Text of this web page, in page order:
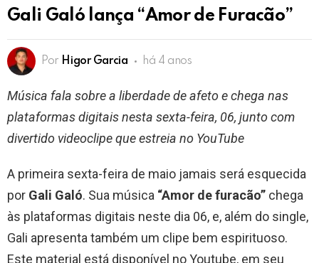
Gali Galó lança “Amor de Furacão”
Por Higor Garcia há 4 anos
Música fala sobre a liberdade de afeto e chega nas
plataformas digitais nesta sexta-feira, 06, junto com
divertido videoclipe que estreia no YouTube
A primeira sexta-feira de maio jamais será esquecida
por Gali Galó. Sua música “Amor de furacão” chega
às plataformas digitais neste dia 06, e, além do single,
Gali apresenta também um clipe bem espirituoso.
Este material está disponível no Youtube, em seu